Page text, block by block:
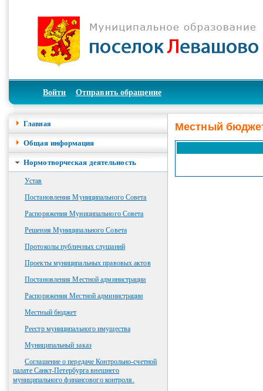
Войти Отправить обращение
Главная
Общая информация
Нормотворческая деятельность
Устав
Постановления Муниципального Совета
Распоряжения Муниципального Совета
Решения Муниципального Совета
Протоколы публичных слушаний
Проекты муниципальных правовых актов
Постановления Местной администрации
Распоряжения Местной администрации
Местный бюджет
Реестр муниципального имущества
Муниципальный заказ
Соглашение о передаче Контрольно-счетной
палате Санкт-Петербурга внешнего
муниципального финансового контроля.
Местный